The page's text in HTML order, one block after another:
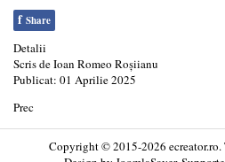
f Share
Detalii
Scris deIoan Romeo Roșiianu
Publicat: 01 Aprilie 2025
Prec
Copyright © 2015-2026 ecreator.ro.